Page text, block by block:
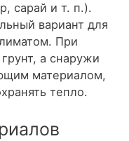
сарай и т. п.).
вариант для
При
а снаружи
материалом,
тепло.